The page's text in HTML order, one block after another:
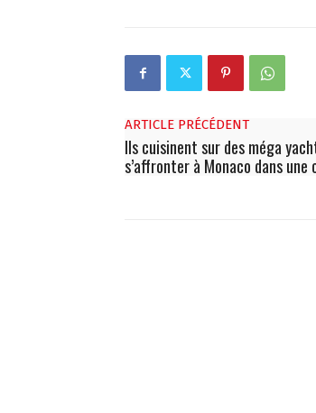
ARTICLE PRÉCÉDENT
Ils cuisinent sur des méga
s’affronter à Monaco dans